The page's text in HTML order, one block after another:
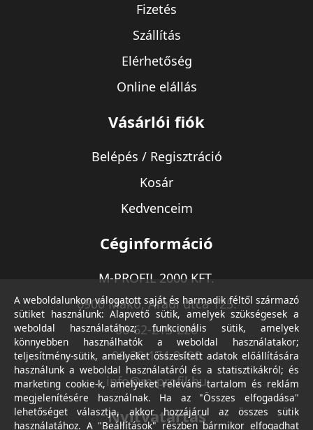
Fizetés
Szállítás
Elérhetőség
Online elállás
Vásárlói fiók
Belépés / Regisztráció
Kosár
Kedvenceim
Céginformáció
M-PROFIL 2000 KFT.
6900 Makó, Aradi utca 125.
06-62-213-220
06-30-174-9490
info@m-profil.hu
Nyitvatartás
A weboldalunkon válogatott saját és harmadik féltől származó
sütiket használunk: Alapvető sütik, amelyek szükségesek a
weboldal használatához; funkcionális sütik, amelyek
könnyebben használhatók a weboldal használatakor;
teljesítmény-sütik, amelyeket összesített adatok előállítására
használunk a weboldal használatáról és a statisztikákról; és
marketing cookie-k, amelyeket releváns tartalom és reklám
megjelenítésére használnak. Ha az "Összes elfogadása"
lehetőséget választja, akkor hozzájárul az összes sütik
használatához. A "Beállítások" részben bármikor elfogadhat